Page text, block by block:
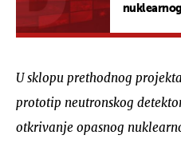
U sklopu prethodnog
prototip neutronskog
otkrivanje opasnog